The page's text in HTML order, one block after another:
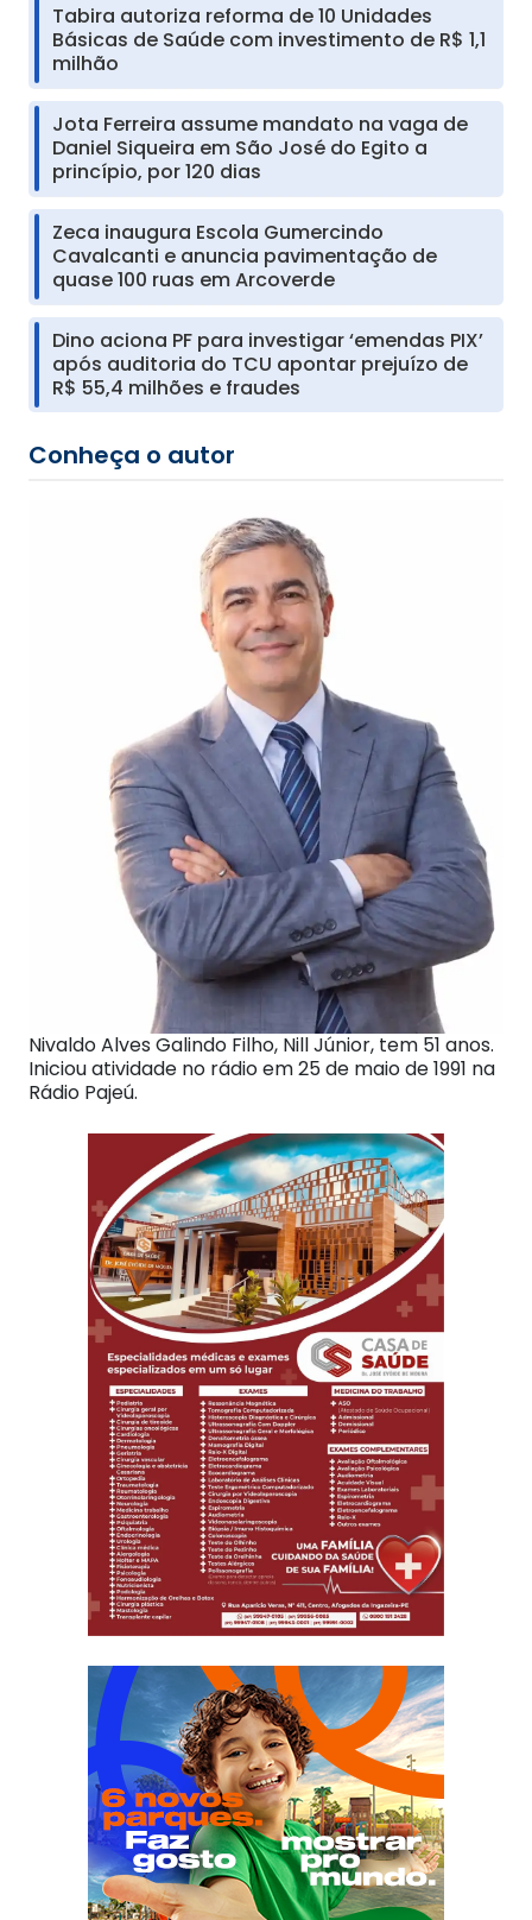
Tabira autoriza reforma de 10 Unidades
Básicas de Saúde com investimento de R$ 1,1
milhão
Jota Ferreira assume mandato na vaga de
Daniel Siqueira em São José do Egito a
princípio, por 120 dias
Zeca inaugura Escola Gumercindo
Cavalcanti e anuncia pavimentação de
quase 100 ruas em Arcoverde
Dino aciona PF para investigar ‘emendas PIX’
após auditoria do TCU apontar prejuízo de
R$ 55,4 milhões e fraudes
Conheça o autor
Nivaldo Alves Galindo Filho, Nill Júnior, tem 51 anos.
Iniciou atividade no rádio em 25 de maio de 1991 na
Rádio Pajeú.